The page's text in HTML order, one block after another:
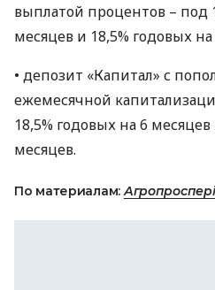
выплатой процентов – под
месяцев и 18,5% годовых
• депозит «Капитал» с
ежемесячной
18,5% годовых на 6
месяцев.
По материалам: